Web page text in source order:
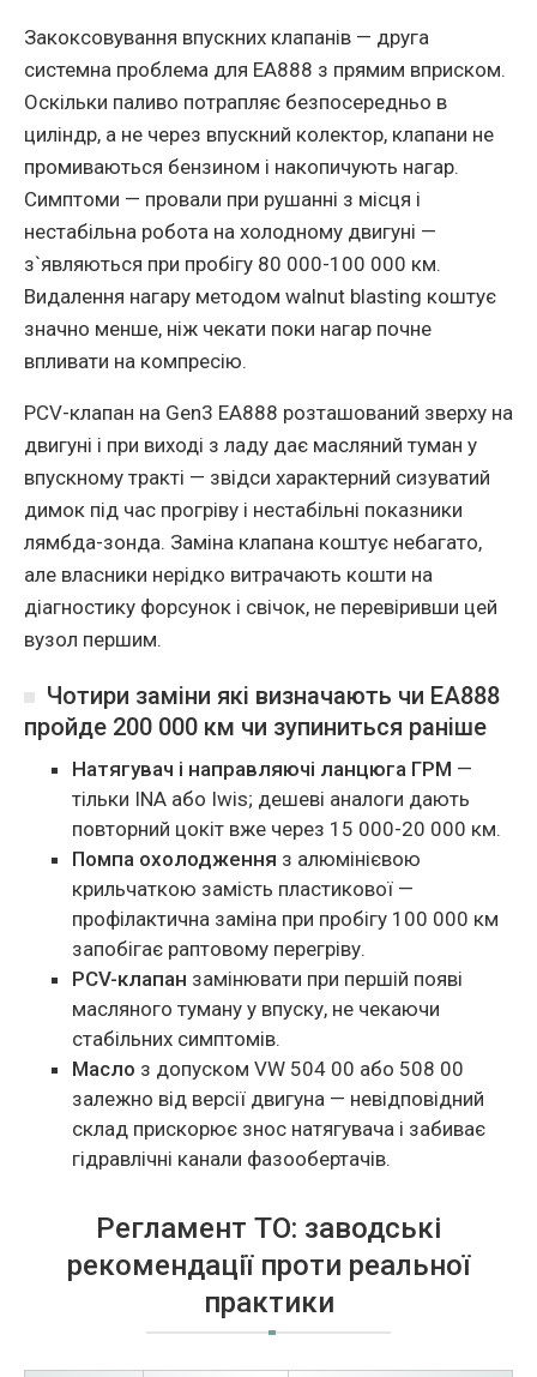
Закоксовування впускних клапанiв — друга
системна проблема для EA888 з прямим вприском.
Оскiльки паливо потрапляє безпосередньо в
цилiндр, а не через впускний колектор, клапани не
промиваються бензином i накопичують нагар.
Симптоми — провали при рушаннi з мiсця i
нестабiльна робота на холодному двигунi —
з`являються при пробiгу 80 000-100 000 км.
Видалення нагару методом walnut blasting коштує
значно менше, нiж чекати поки нагар почне
впливати на компресiю.
PCV-клапан на Gen3 EA888 розташований зверху на
двигунi i при виходi з ладу дає масляний туман у
впускному трактi — звiдси характерний сизуватий
димок пiд час прогрiву i нестабiльнi показники
лямбда-зонда. Замiна клапана коштує небагато,
але власники нерiдко витрачають кошти на
дiагностику форсунок i свiчок, не перевiривши цей
вузол першим.
Чотири замiни якi визначають чи EA888
пройде 200 000 км чи зупиниться ранiше
Натягувач i направляючi ланцюга ГРМ —
тiльки INA або Iwis; дешевi аналоги дають
повторний цокiт вже через 15 000-20 000 км.
Помпа охолодження з алюмiнiєвою
крильчаткою замiсть пластикової —
профiлактична замiна при пробiгу 100 000 км
запобiгає раптовому перегрiву.
PCV-клапан замiнювати при першiй появi
масляного туману у впуску, не чекаючи
стабiльних симптомiв.
Масло з допуском VW 504 00 або 508 00
залежно вiд версiї двигуна — невiдповiдний
склад прискорює знос натягувача i забиває
гiдравлiчнi канали фазообертачiв.
Регламент ТО: заводськi
рекомендацiї проти реальної
практики